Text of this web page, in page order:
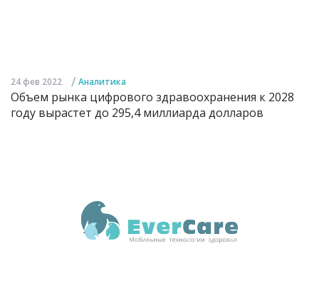
24 фев 2022 / Аналитика
Объем рынка цифрового здравоохранения к 2028
году вырастет до 295,4 миллиарда долларов